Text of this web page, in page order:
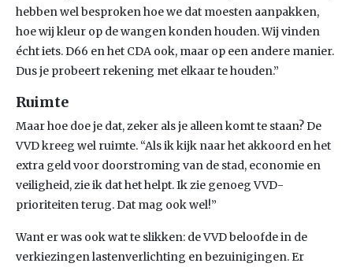
hebben wel besproken hoe we dat moesten aanpakken,
hoe wij kleur op de wangen konden houden. Wij vinden
écht iets. D66 en het CDA ook, maar op een andere manier.
Dus je probeert rekening met elkaar te houden.”
Ruimte
Maar hoe doe je dat, zeker als je alleen komt te staan? De
VVD kreeg wel ruimte. “Als ik kijk naar het akkoord en het
extra geld voor doorstroming van de stad, economie en
veiligheid, zie ik dat het helpt. Ik zie genoeg VVD-
prioriteiten terug. Dat mag ook wel!”
Want er was ook wat te slikken: de VVD beloofde in de
verkiezingen lastenverlichting en bezuinigingen. Er